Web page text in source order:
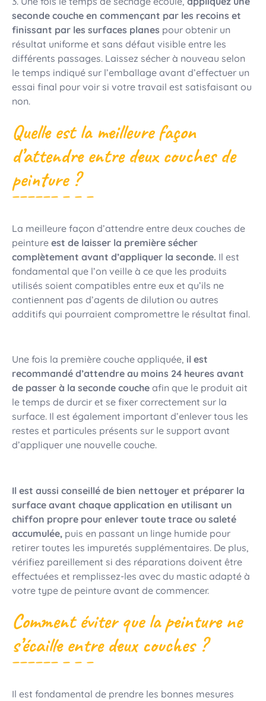
seconde couche en commençant par les recoins et
finissant par les surfaces planes pour obtenir un
résultat uniforme et sans défaut visible entre les
différents passages. Laissez sécher à nouveau selon
le temps indiqué sur l’emballage avant d’effectuer un
essai final pour voir si votre travail est satisfaisant ou
non.
Quelle est la meilleure façon
d’attendre entre deux couches de
peinture ?
La meilleure façon d’attendre entre deux couches de
peinture est de laisser la première sécher
complètement avant d’appliquer la seconde. Il est
fondamental que l’on veille à ce que les produits
utilisés soient compatibles entre eux et qu’ils ne
contiennent pas d’agents de dilution ou autres
additifs qui pourraient compromettre le résultat final.
Une fois la première couche appliquée, il est
recommandé d’attendre au moins 24 heures avant
de passer à la seconde couche afin que le produit ait
le temps de durcir et se fixer correctement sur la
surface. Il est également important d’enlever tous les
restes et particules présents sur le support avant
d’appliquer une nouvelle couche.
Il est aussi conseillé de bien nettoyer et préparer la
surface avant chaque application en utilisant un
chiffon propre pour enlever toute trace ou saleté
accumulée, puis en passant un linge humide pour
retirer toutes les impuretés supplémentaires. De plus,
vérifiez pareillement si des réparations doivent être
effectuées et remplissez-les avec du mastic adapté à
votre type de peinture avant de commencer.
Comment éviter que la peinture ne
s’écaille entre deux couches ?
Il est fondamental de prendre les bonnes mesures